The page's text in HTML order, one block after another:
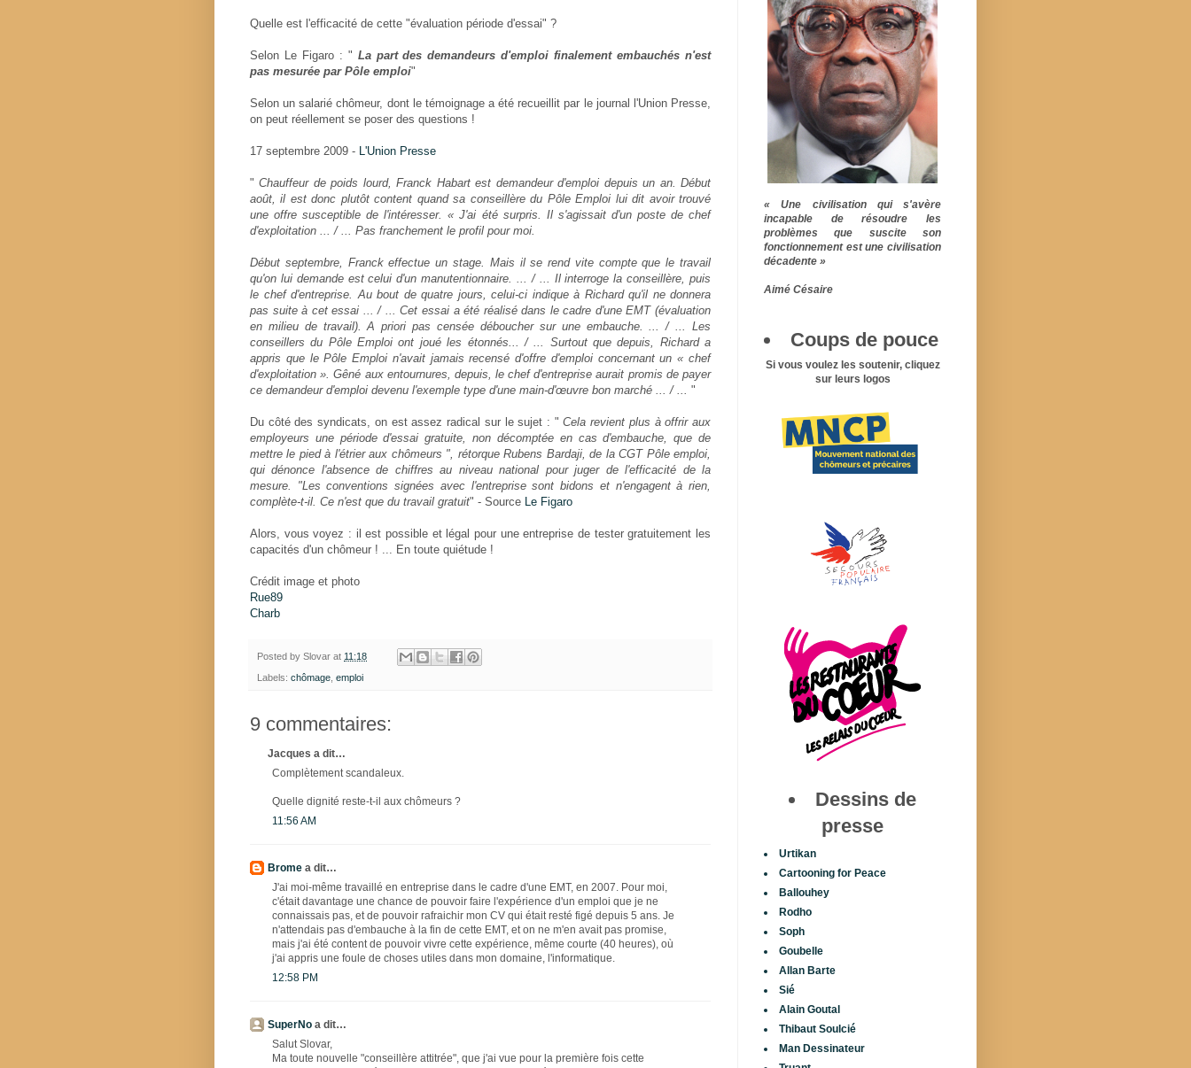
Quelle est l'efficacité de cette "évaluation période d'essai" ?
Selon Le Figaro : " La part des demandeurs d'emploi finalement embauchés n'est
pas mesurée par Pôle emploi"
Selon un salarié chômeur, dont le témoignage a été recueillit par le journal l'Union Presse,
on peut réellement se poser des questions !
17 septembre 2009 - L'Union Presse
"Chauffeur de poids lourd, Franck Habart est demandeur d'emploi depuis un an. Début
août, il est donc plutôt content quand sa conseillère du Pôle Emploi lui dit avoir trouvé
une offre susceptible de l'intéresser. « J'ai été surpris. Il s'agissait d'un poste de chef
d'exploitation ... / ... Pas franchement le profil pour moi.
Début septembre, Franck effectue un stage. Mais il se rend vite compte que le travail
qu'on lui demande est celui d'un manutentionnaire. ... / ... Il interroge la conseillère, puis
le chef d'entreprise. Au bout de quatre jours, celui-ci indique à Richard qu'il ne donnera
pas suite à cet essai ... / ... Cet essai a été réalisé dans le cadre d'une EMT (évaluation
en milieu de travail). A priori pas censée déboucher sur une embauche. ... / ... Les
conseillers du Pôle Emploi ont joué les étonnés... / ... Surtout que depuis, Richard a
appris que le Pôle Emploi n'avait jamais recensé d'offre d'emploi concernant un « chef
d'exploitation ». Gêné aux entournures, depuis, le chef d'entreprise aurait promis de payer
ce demandeur d'emploi devenu l'exemple type d'une main-d'œuvre bon marché ... / ... "
Du côté des syndicats, on est assez radical sur le sujet : "Cela revient plus à offrir aux
employeurs une période d'essai gratuite, non décomptée en cas d'embauche, que de
mettre le pied à l'étrier aux chômeurs ", rétorque Rubens Bardaji, de la CGT Pôle emploi,
qui dénonce l'absence de chiffres au niveau national pour juger de l'efficacité de la
mesure. "Les conventions signées avec l'entreprise sont bidons et n'engagent à rien,
complète-t-il. Ce n'est que du travail gratuit" - Source Le Figaro
Alors, vous voyez : il est possible et légal pour une entreprise de tester gratuitement les
capacités d'un chômeur ! ... En toute quiétude !
Crédit image et photo
Rue89
Charb
Posted by Slovar at 11:18
Labels: chômage, emploi
9 commentaires:
Jacques a dit…
Complètement scandaleux.
Quelle dignité reste-t-il aux chômeurs ?
11:56 AM
Brome a dit…
J'ai moi-même travaillé en entreprise dans le cadre d'une EMT, en 2007. Pour moi,
c'était davantage une chance de pouvoir faire l'expérience d'un emploi que je ne
connaissais pas, et de pouvoir rafraichir mon CV qui était resté figé depuis 5 ans. Je
n'attendais pas d'embauche à la fin de cette EMT, et on ne m'en avait pas promise,
mais j'ai été content de pouvoir vivre cette expérience, même courte (40 heures), où
j'ai appris une foule de choses utiles dans mon domaine, l'informatique.
12:58 PM
SuperNo a dit…
Salut Slovar,
Ma toute nouvelle "conseillère attitrée", que j'ai vue pour la première fois cette
« Une civilisation qui s'avère
incapable de résoudre les
problèmes que suscite son
fonctionnement est une civilisation
décadente »
Aimé Césaire
Coups de pouce
Si vous voulez les soutenir, cliquez
sur leurs logos
Dessins de
presse
Urtikan
Cartooning for Peace
Ballouhey
Rodho
Soph
Goubelle
Allan Barte
Sié
Alain Goutal
Thibaut Soulcié
Man Dessinateur